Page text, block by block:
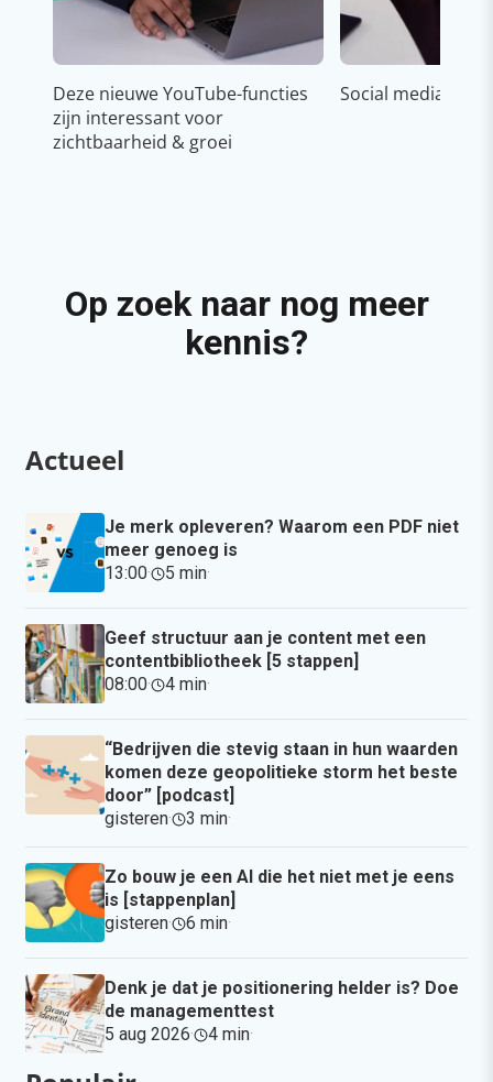
Deze nieuwe YouTube-functies
zijn interessant voor
zichtbaarheid & groei
Social media
Op zoek naar nog meer
kennis?
Actueel
Je merk opleveren? Waarom een PDF niet
meer genoeg is
13:00· 5 min·
Geef structuur aan je content met een
contentbibliotheek [5 stappen]
08:00· 4 min·
“Bedrijven die stevig staan in hun waarden
komen deze geopolitieke storm het beste
door” [podcast]
gisteren· 3 min·
Zo bouw je een AI die het niet met je eens
is [stappenplan]
gisteren· 6 min·
Denk je dat je positionering helder is? Doe
de managementtest
5 aug 2026· 4 min·